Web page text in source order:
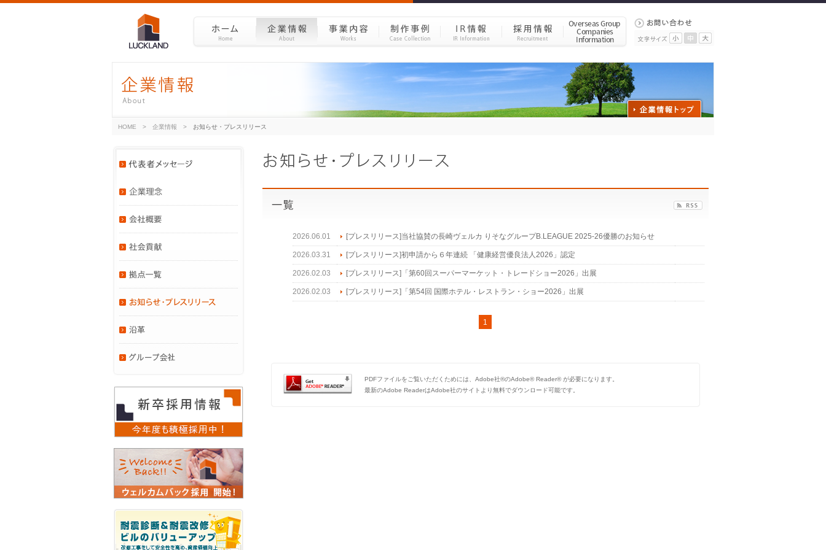
HOME > 企業情報 > お知らせ・プレスリリース
2026.06.01 [プレスリリース]当社協賛の長崎ヴェルカ りそなグループB.LEAGUE 2025-26優勝のお知らせ
2026.03.31 [プレスリリース]初申請から６年連続 「健康経営優良法人2026」認定
2026.02.03 [プレスリリース]「第60回スーパーマーケット・トレードショー2026」出展
2026.02.03 [プレスリリース]「第54回 国際ホテル・レストラン・ショー2026」出展
1
PDFファイルをご覧いただくためには、Adobe社®のAdobe® Reader® が必要になります。
最新のAdobe ReaderはAdobe社のサイトより無料でダウンロード可能です。